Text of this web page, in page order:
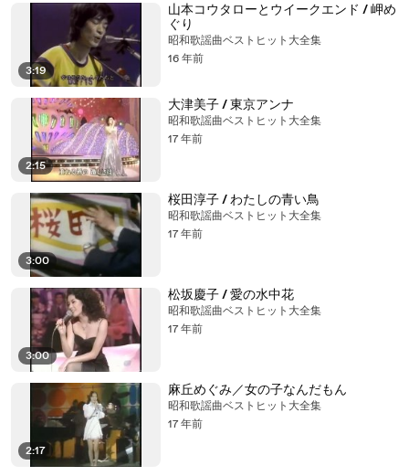
3:19
山本コウタローとウイークエンド / 岬め
ぐり
昭和歌謡曲ベストヒット大全集
16 年前
2:15
大津美子 / 東京アンナ
昭和歌謡曲ベストヒット大全集
17 年前
3:00
桜田淳子 / わたしの青い鳥
昭和歌謡曲ベストヒット大全集
17 年前
3:00
松坂慶子 / 愛の水中花
昭和歌謡曲ベストヒット大全集
17 年前
2:17
麻丘めぐみ／女の子なんだもん
昭和歌謡曲ベストヒット大全集
17 年前